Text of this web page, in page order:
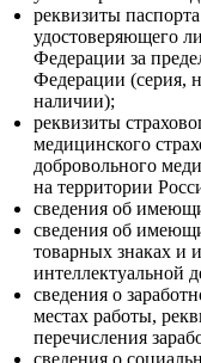
реквизиты
удостоверяющего
Федерации за
Федерации (серия,
наличии);
реквизиты
медицинского
добровольного
на территории
сведения об
сведения об
товарных знаках и
интеллектуальной
сведения о
местах работы,
перечисления
сведения о